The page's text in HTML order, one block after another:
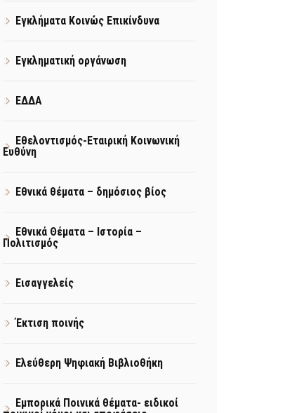
Εγκλήματα Κοινώς Επικίνδυνα
Εγκληματική οργάνωση
ΕΔΔΑ
Εθελοντισμός-Εταιρική Κοινωνική
Ευθύνη
Εθνικά θέματα – δημόσιος βίος
Εθνικά Θέματα – Ιστορία –
Πολιτισμός
Εισαγγελείς
Έκτιση ποινής
Ελεύθερη Ψηφιακή Βιβλιοθήκη
Εμπορικά Ποινικά θέματα- ειδικοί